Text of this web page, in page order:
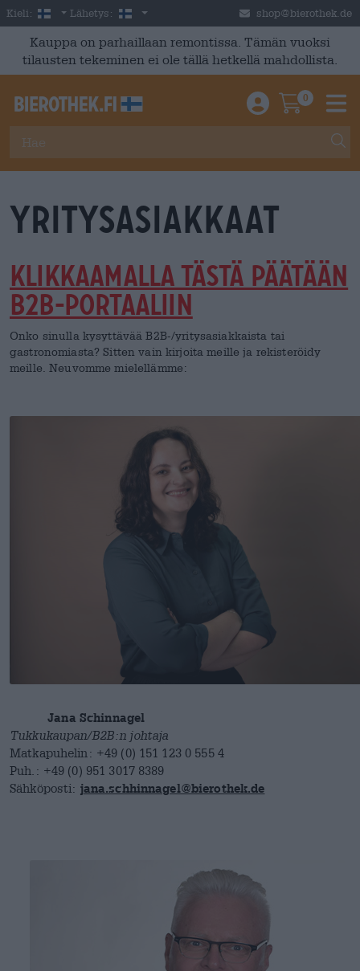
Skip to main content
Kieli: Finnish
Lähetys: Suomi shop@bierothek.de
Kauppa on parhaillaan remontissa. Tämän vuoksi
tilausten tekeminen ei ole tällä hetkellä mahdollista.
Einloggen /
0
Yritysasiakkaat
KLIKKAAMALLA TÄSTÄ PÄÄTÄÄN
B2B-PORTAALIIN
Onko sinulla kysyttävää B2B-/yritysasiakkaista tai
gastronomiasta? Sitten vain kirjoita meille ja rekisteröidy
meille. Neuvomme mielellämme:
Jana Schinnagel
Tukkukaupan/B2B:n johtaja
Matkapuhelin: +49 (0) 151 123 0 555 4
Puh.: +49 (0) 951 3017 8389
Sähköposti: jana.schhinnagel@bierothek.de